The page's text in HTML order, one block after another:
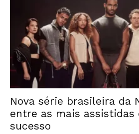
Nova série brasileira da
entre as mais assistidas
sucesso